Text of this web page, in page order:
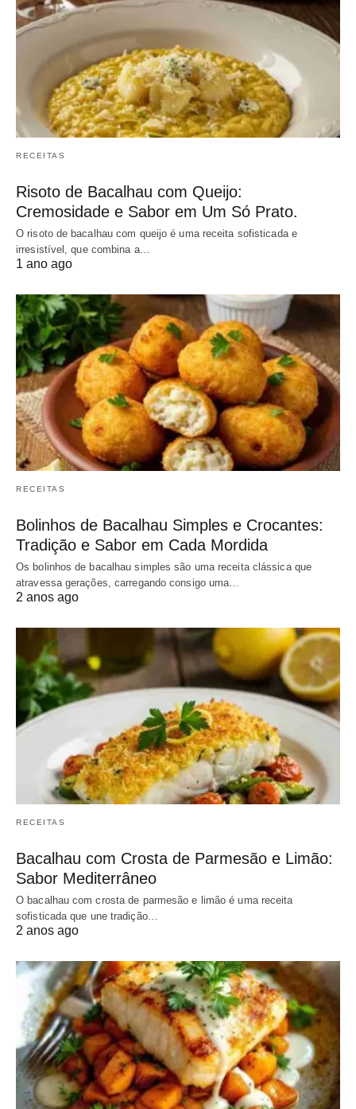
RECEITAS
Risoto de Bacalhau com Queijo:
Cremosidade e Sabor em Um Só Prato.
O risoto de bacalhau com queijo é uma receita sofisticada e
irresistível, que combina a…
1 ano ago
RECEITAS
Bolinhos de Bacalhau Simples e Crocantes:
Tradição e Sabor em Cada Mordida
Os bolinhos de bacalhau simples são uma receita clássica que
atravessa gerações, carregando consigo uma…
2 anos ago
RECEITAS
Bacalhau com Crosta de Parmesão e Limão:
Sabor Mediterrâneo
O bacalhau com crosta de parmesão e limão é uma receita
sofisticada que une tradição…
2 anos ago